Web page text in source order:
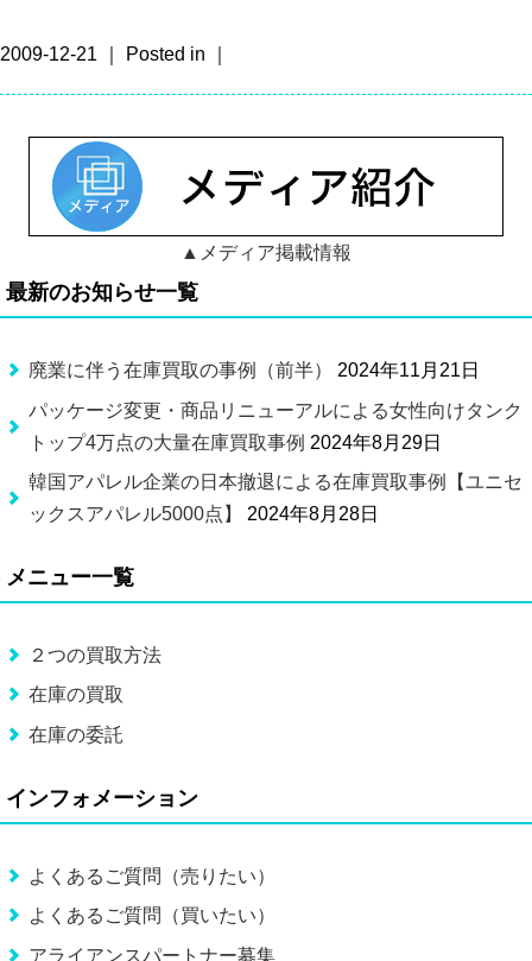
2009-12-21 ｜ Posted in ｜
▲メディア掲載情報
最新のお知らせ一覧
廃業に伴う在庫買取の事例（前半）
2024年11月21日
パッケージ変更・商品リニューアルによる女性向けタンク
トップ4万点の大量在庫買取事例 2024年8月29日
韓国アパレル企業の日本撤退による在庫買取事例【ユニセ
ックスアパレル5000点】
2024年8月28日
メニュー一覧
２つの買取方法
在庫の買取
在庫の委託
インフォメーション
よくあるご質問（売りたい）
よくあるご質問（買いたい）
アライアンスパートナー募集